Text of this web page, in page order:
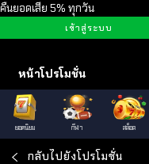
คืนยอดเสีย 5% ทุกวัน
เข้าสู่ระบบ
หน้าโปรโมชั่น
ยอดนิยม กีฬา สล็อต
กลับไปยังโปรโมชั่น